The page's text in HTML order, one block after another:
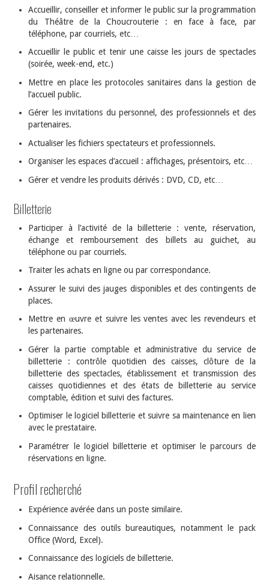
Accueillir, conseiller et informer le public sur la programmation
du Théâtre de la Choucrouterie : en face à face, par
téléphone, par courriels, etc…
Accueillir le public et tenir une caisse les jours de spectacles
(soirée, week-end, etc.)
Mettre en place les protocoles sanitaires dans la gestion de
l’accueil public.
Gérer les invitations du personnel, des professionnels et des
partenaires.
Actualiser les fichiers spectateurs et professionnels.
Organiser les espaces d’accueil : affichages, présentoirs, etc…
Gérer et vendre les produits dérivés : DVD, CD, etc…
Billetterie
Participer à l’activité de la billetterie : vente, réservation,
échange et remboursement des billets au guichet, au
téléphone ou par courriels.
Traiter les achats en ligne ou par correspondance.
Assurer le suivi des jauges disponibles et des contingents de
places.
Mettre en œuvre et suivre les ventes avec les revendeurs et
les partenaires.
Gérer la partie comptable et administrative du service de
billetterie : contrôle quotidien des caisses, clôture de la
billetterie des spectacles, établissement et transmission des
caisses quotidiennes et des états de billetterie au service
comptable, édition et suivi des factures.
Optimiser le logiciel billetterie et suivre sa maintenance en lien
avec le prestataire.
Paramétrer le logiciel billetterie et optimiser le parcours de
réservations en ligne.
Profil recherché
Expérience avérée dans un poste similaire.
Connaissance des outils bureautiques, notamment le pack
Office (Word, Excel).
Connaissance des logiciels de billetterie.
Aisance relationnelle.